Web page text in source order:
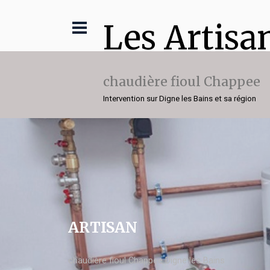
Les
chaudière fioul Chappee
Intervention sur Digne les Bains et sa région
ARTISAN
chaudière fioul Chappee Digne les Bains